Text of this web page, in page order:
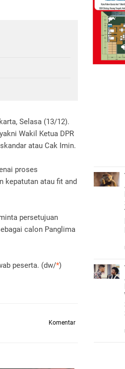
Selasa (13/12).
Wakil Ketua DPR
atau Cak Imin.
proses
kepatutan atau fit and
persetujuan
calon Panglima
peserta. (dw/*)
Komentar